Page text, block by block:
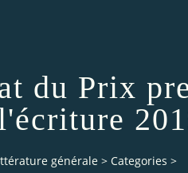
du Prix
générale > Categories >